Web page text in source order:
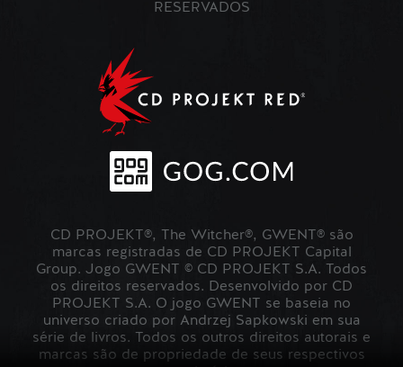
RESERVADOS
CD PROJEKT®, The Witcher®, GWENT® são
marcas registradas de CD PROJEKT Capital
Group. Jogo GWENT © CD PROJEKT S.A. Todos
os direitos reservados. Desenvolvido por CD
PROJEKT S.A. O jogo GWENT se baseia no
universo criado por Andrzej Sapkowski em sua
série de livros. Todos os outros direitos autorais e
marcas são de propriedade de seus respectivos